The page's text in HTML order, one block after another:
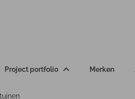
Project portfolio Merken